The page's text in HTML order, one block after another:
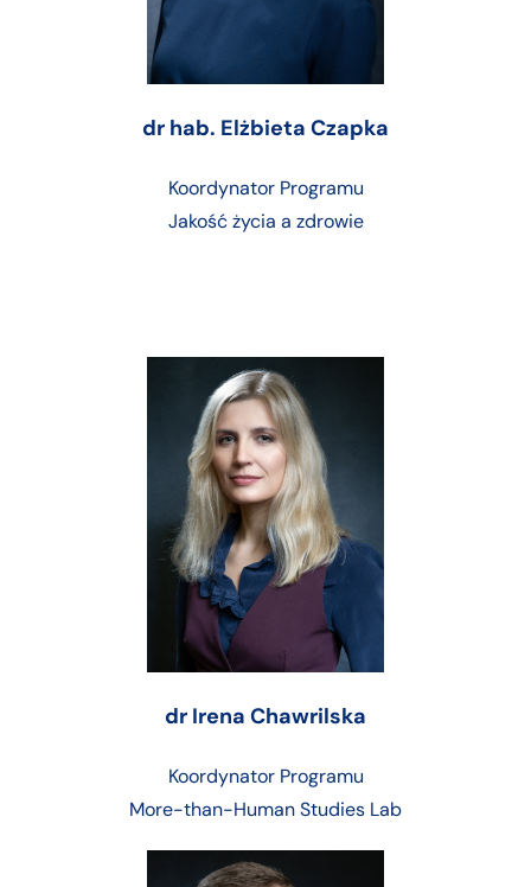
dr hab. Elżbieta Czapka
Koordynator Programu
Jakość życia a zdrowie
dr Irena Chawrilska
Koordynator Programu
More-than-Human Studies Lab